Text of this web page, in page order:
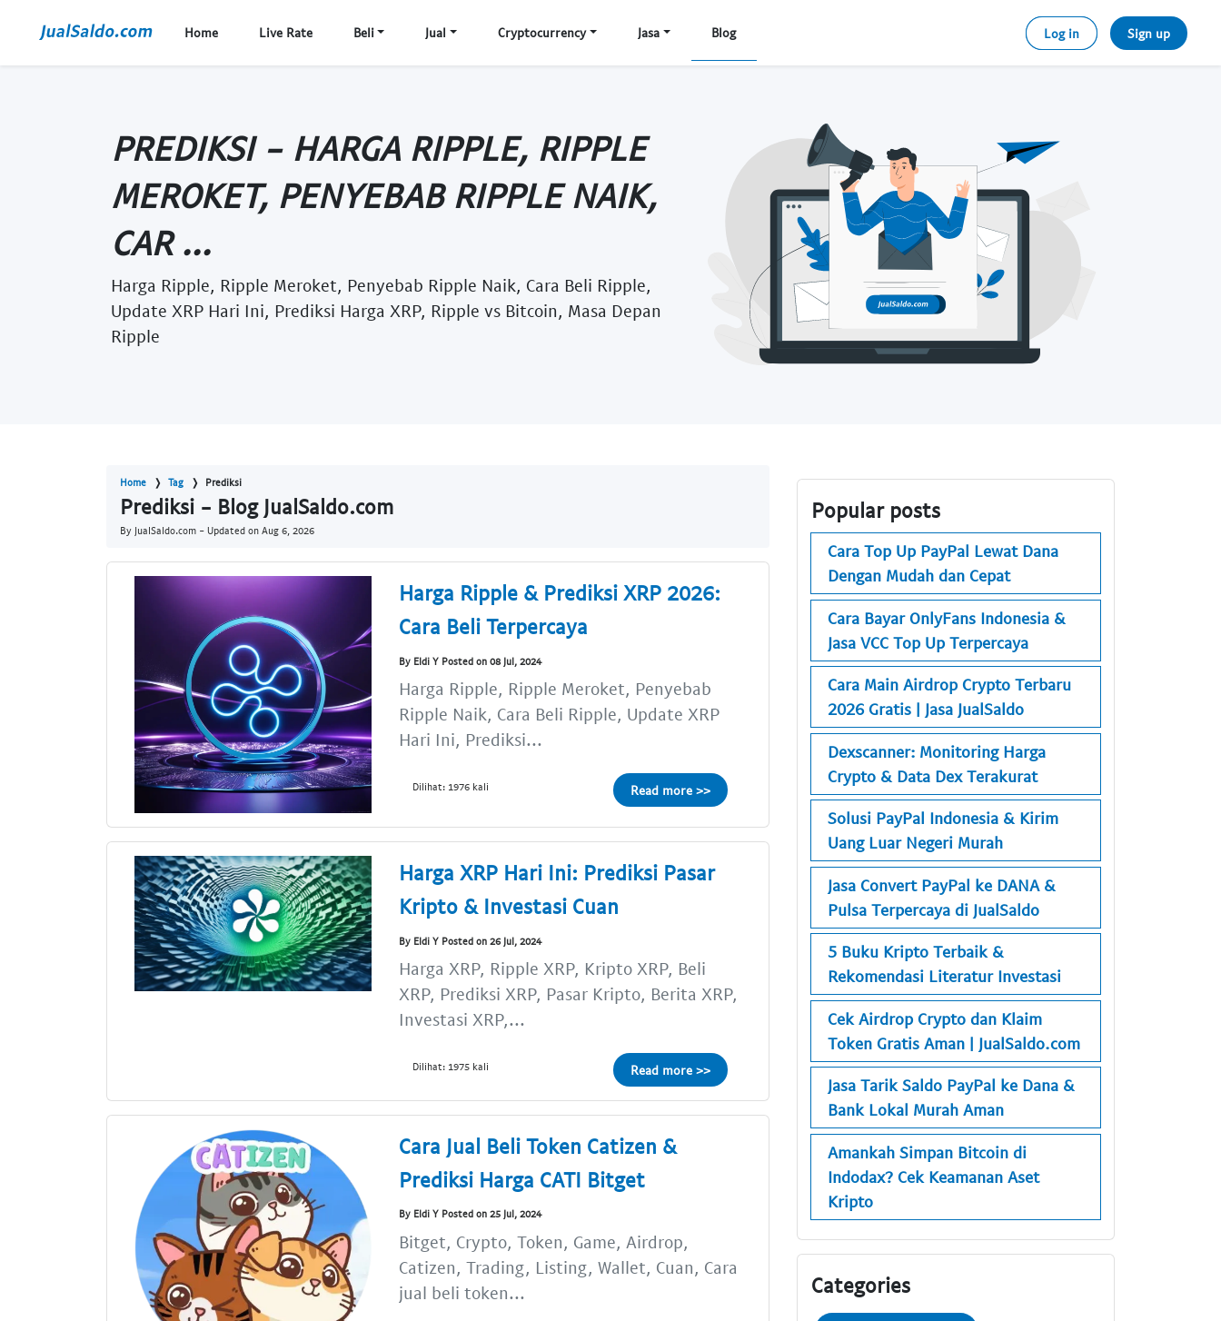
Home Live Rate Beli Jual Cryptocurrency Jasa Blog Log in Sign up
PREDIKSI - HARGA RIPPLE, RIPPLE
MEROKET, PENYEBAB RIPPLE NAIK,
CAR ...
Harga Ripple, Ripple Meroket, Penyebab Ripple Naik, Cara Beli Ripple,
Update XRP Hari Ini, Prediksi Harga XRP, Ripple vs Bitcoin, Masa Depan
Ripple
Home Tag Prediksi
Prediksi - Blog JualSaldo.com
By JualSaldo.com - Updated on Aug 6, 2026
Harga Ripple & Prediksi XRP 2026:
Cara Beli Terpercaya
By Eldi Y Posted on 08 Jul, 2024
Harga Ripple, Ripple Meroket, Penyebab
Ripple Naik, Cara Beli Ripple, Update XRP
Hari Ini, Prediksi...
Dilihat: 1976 kali Read more >>
Harga XRP Hari Ini: Prediksi Pasar
Kripto & Investasi Cuan
By Eldi Y Posted on 26 Jul, 2024
Harga XRP, Ripple XRP, Kripto XRP, Beli
XRP, Prediksi XRP, Pasar Kripto, Berita XRP,
Investasi XRP,...
Dilihat: 1975 kali Read more >>
Cara Jual Beli Token Catizen &
Prediksi Harga CATI Bitget
By Eldi Y Posted on 25 Jul, 2024
Bitget, Crypto, Token, Game, Airdrop,
Catizen, Trading, Listing, Wallet, Cuan, Cara
jual beli token...
Popular posts
Cara Top Up PayPal Lewat Dana
Dengan Mudah dan Cepat
Cara Bayar OnlyFans Indonesia &
Jasa VCC Top Up Terpercaya
Cara Main Airdrop Crypto Terbaru
2026 Gratis | Jasa JualSaldo
Dexscanner: Monitoring Harga
Crypto & Data Dex Terakurat
Solusi PayPal Indonesia & Kirim
Uang Luar Negeri Murah
Jasa Convert PayPal ke DANA &
Pulsa Terpercaya di JualSaldo
5 Buku Kripto Terbaik &
Rekomendasi Literatur Investasi
Cek Airdrop Crypto dan Klaim
Token Gratis Aman | JualSaldo.com
Jasa Tarik Saldo PayPal ke Dana &
Bank Lokal Murah Aman
Amankah Simpan Bitcoin di
Indodax? Cek Keamanan Aset
Kripto
Categories